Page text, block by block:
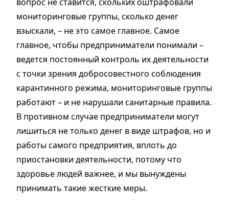
мониторинговые группы, сколько денег
взыскали, – не это самое главное. Самое
главное, чтобы предприниматели понимали –
ведется постоянный контроль их деятельности
с точки зрения добросовестного соблюдения
карантинного режима, мониторинговые группы
работают – и не нарушали санитарные правила.
В противном случае предприниматели могут
лишиться не только денег в виде штрафов, но и
работы самого предприятия, вплоть до
приостановки деятельности, потому что
здоровье людей важнее, и мы вынуждены
принимать такие жесткие меры.